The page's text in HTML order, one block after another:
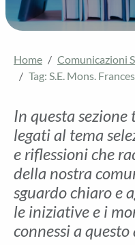
Home
Comunicazioni
Tag: S.E. Mons.
In questa
legati al tema
e riflessioni che
della nostra
sguardo chiaro e
le iniziative e i
connessi a